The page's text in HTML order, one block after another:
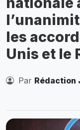
les
Unis et le
Par Rédaction